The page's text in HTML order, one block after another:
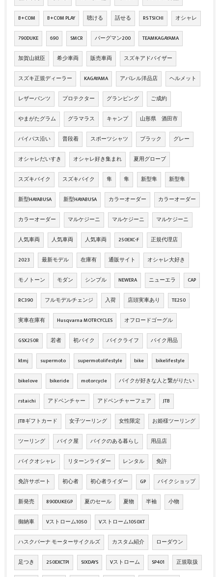
B+COM B+COM PLAY 聴ける 話せる RS TSICHI オシャレ
790DUKE 690 SMCR バーグマン200 TEAMKAGAYAMA
加賀山就臣 希少車両 販売車両 スズキアドバイザー
スズキ正規ディーラー KAGAYAMA アパレル洋品店 ヘルメット
レザーパンツ プロテクター グランピング ご成約
やまがたグラム グラマラス キャンプ 山形県 酒田市
バイパス沿い 普段着 スポーツシャツ ブラック グレー
オシャレだいすき オシャレ好き集まれ 夏用グローブ
スズキバイク スズキバイク 隼 隼 新型隼 新型隼
新型HAYABUSA 新型HAYABUSA カラーオーダー カラーオーダー
カラーオーダー マルケジーニ マルケジーニ マルケジーニ
人気車両 人気車両 人気車両 250EXC-F 正規代理店
2023 最新モデル 在庫有 通販サイト オシャレ大好き
モノトーン モダン シンプル NEWERA ニューエラ CAP
RC390 フルモデルチェンジ 入荷 店頭実車あり TE250
実車在庫有 Husqvarna MOTRCYCLES オフロードゴーグル
GSX250R 若者 初バイク バイクライフ バイク用品
ktmj supermoto supermotolifestyle bike bikelifestyle
bikelove bikeride motorcycle バイクが好きな人と繋がりたい
rstaichi アドベンチャー アドベンチャーフェア JTB
JTBギフトカード 女子ツーリング 女性限定 お姫様ツーリング
ツーリング バイク屋 バイクのある暮らし 用品店
バイクオシャレ リターンライダー レンタル 免許
免許サポート 初心者 初心者ライダー GP バイクショップ
新発売 890DUKEGP 夏のセール 夏物 半袖 小物
御納車 Vストローム1050 Vストローム1050XT
ハスクバーナ モーターサイクルズ カスタム紹介 ローダウン
足つき 250EXCTPI SIXDAYS Vストローム SP401 正規取扱